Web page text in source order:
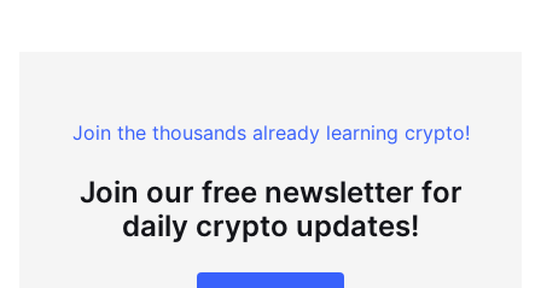
Join the thousands already learning crypto!
Join our free newsletter for
daily crypto updates!